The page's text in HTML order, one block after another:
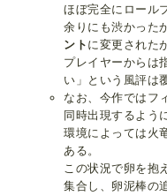
ほぼ完全にロール
余りにも渋かった
ント に変更された
プレイヤーからは
い」という風評は
なお、今作ではフ
同時出現するよう
環境によっては火
ある。
この状況で卵を抱
集合し、卵泥棒の